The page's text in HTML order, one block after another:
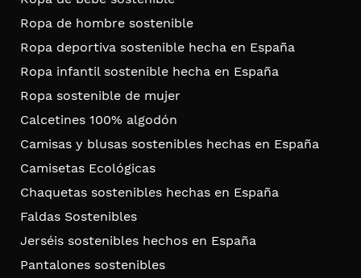
Ropa de hombre sostenible
Ropa deportiva sostenible hecha en España
Ropa infantil sostenible hecha en España
Ropa sostenible de mujer
Calcetines 100% algodón
Camisas y blusas sostenibles hechas en España
Camisetas Ecológicas
Chaquetas sostenibles hechas en España
Faldas Sostenibles
Jerséis sostenibles hechos en España
Pantalones sostenibles